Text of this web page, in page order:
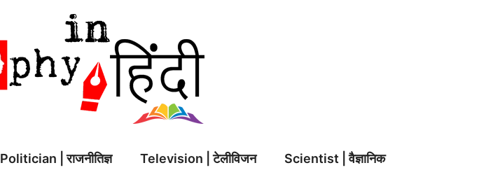
Politician | राजनीतिज्ञ Television | टेलीविजन Scientist | वैज्ञानिक